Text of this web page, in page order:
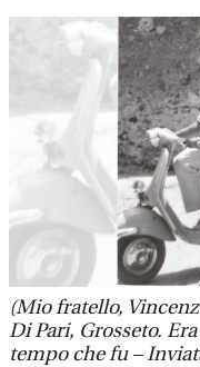
(Mio fratello,
Di Pari, Grosseto.
tempo che fu –